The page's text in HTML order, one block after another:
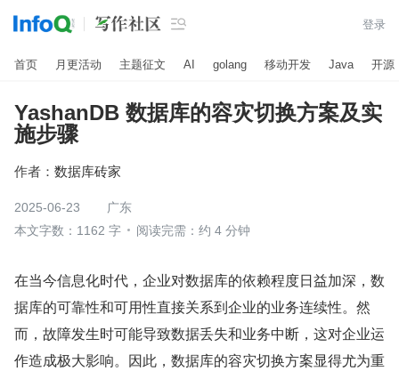
 登录
首页 月更活动 主题征文 AI golang 移动开发 Java 开源
YashanDB 数据库的容灾切换方案及实
施步骤
作者： 数据库砖家
2025-06-23
广东
本文字数：1162 字
阅读完需：约 4 分钟
在当今信息化时代，企业对数据库的依赖程度日益加深，数
据库的可靠性和可用性直接关系到企业的业务连续性。然
而，故障发生时可能导致数据丢失和业务中断，这对企业运
作造成极大影响。因此，数据库的容灾切换方案显得尤为重